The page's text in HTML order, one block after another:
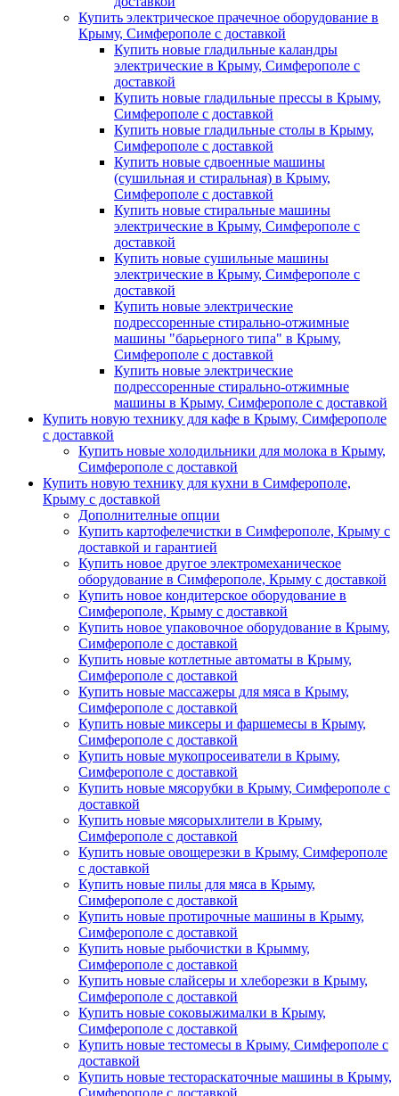
Купить электрическое прачечное оборудование в
Крыму, Симферополе с доставкой
Купить новые гладильные каландры
электрические в Крыму, Симферополе с
доставкой
Купить новые гладильные прессы в Крыму,
Симферополе с доставкой
Купить новые гладильные столы в Крыму,
Симферополе с доставкой
Купить новые сдвоенные машины
(сушильная и стиральная) в Крыму,
Симферополе с доставкой
Купить новые стиральные машины
электрические в Крыму, Симферополе с
доставкой
Купить новые сушильные машины
электрические в Крыму, Симферополе с
доставкой
Купить новые электрические
подрессоренные стирально-отжимные
машины "барьерного типа" в Крыму,
Симферополе с доставкой
Купить новые электрические
подрессоренные стирально-отжимные
машины в Крыму, Симферополе с доставкой
Купить новую технику для кафе в Крыму, Симферополе
с доставкой
Купить новые холодильники для молока в Крыму,
Симферополе с доставкой
Купить новую технику для кухни в Симферополе,
Крыму с доставкой
Дополнителные опции
Купить картофелечистки в Симферополе, Крыму с
доставкой и гарантией
Купить новое другое электромеханическое
оборудование в Симферополе, Крыму с доставкой
Купить новое кондитерское оборудование в
Симферополе, Крыму с доставкой
Купить новое упаковочное оборудование в Крыму,
Симферополе с доставкой
Купить новые котлетные автоматы в Крыму,
Симферополе с доставкой
Купить новые массажеры для мяса в Крыму,
Симферополе с доставкой
Купить новые миксеры и фаршемесы в Крыму,
Симферополе с доставкой
Купить новые мукопросеиватели в Крыму,
Симферополе с доставкой
Купить новые мясорубки в Крыму, Симферополе с
доставкой
Купить новые мясорыхлители в Крыму,
Симферополе с доставкой
Купить новые овощерезки в Крыму, Симферополе
с доставкой
Купить новые пилы для мяса в Крыму,
Симферополе с доставкой
Купить новые протирочные машины в Крыму,
Симферополе с доставкой
Купить новые рыбочистки в Крымму,
Симферополе с доставкой
Купить новые слайсеры и хлеборезки в Крыму,
Симферополе с доставкой
Купить новые соковыжималки в Крыму,
Симферополе с доставкой
Купить новые тестомесы в Крыму, Симферополе с
доставкой
Купить новые тестораскаточные машины в Крыму,
Симферополе с доставкой